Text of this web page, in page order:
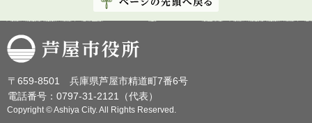
芦屋市役所
〒659-8501 兵庫県芦屋市精道町7番6号
電話番号：0797-31-2121（代表）
Copyright © Ashiya City. All Rights Reserved.